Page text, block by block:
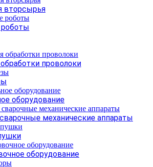
вторсырья
проволоки
оборудование
механические аппараты
оборудование